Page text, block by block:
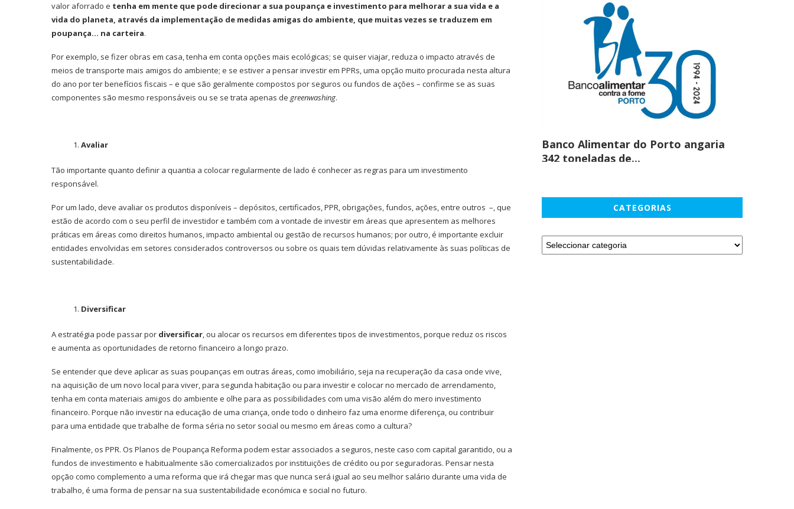
valor aforrado e tenha em mente que pode direcionar a sua poupança e investimento para melhorar a sua vida e a
vida do planeta, através da implementação de medidas amigas do ambiente, que muitas vezes se traduzem em
poupança… na carteira.
Por exemplo, se fizer obras em casa, tenha em conta opções mais ecológicas; se quiser viajar, reduza o impacto através de
meios de transporte mais amigos do ambiente; e se estiver a pensar investir em PPRs, uma opção muito procurada nesta altura
do ano por ter benefícios fiscais – e que são geralmente compostos por seguros ou fundos de ações – confirme se as suas
componentes são mesmo responsáveis ou se se trata apenas de greenwashing.
Avaliar
Tão importante quanto definir a quantia a colocar regularmente de lado é conhecer as regras para um investimento
responsável.
Por um lado, deve avaliar os produtos disponíveis – depósitos, certificados, PPR, obrigações, fundos, ações, entre outros –, que
estão de acordo com o seu perfil de investidor e também com a vontade de investir em áreas que apresentem as melhores
práticas em áreas como direitos humanos, impacto ambiental ou gestão de recursos humanos; por outro, é importante excluir
entidades envolvidas em setores considerados controversos ou sobre os quais tem dúvidas relativamente às suas políticas de
sustentabilidade.
Diversificar
A estratégia pode passar por diversificar, ou alocar os recursos em diferentes tipos de investimentos, porque reduz os riscos
e aumenta as oportunidades de retorno financeiro a longo prazo.
Se entender que deve aplicar as suas poupanças em outras áreas, como imobiliário, seja na recuperação da casa onde vive,
na aquisição de um novo local para viver, para segunda habitação ou para investir e colocar no mercado de arrendamento,
tenha em conta materiais amigos do ambiente e olhe para as possibilidades com uma visão além do mero investimento
financeiro. Porque não investir na educação de uma criança, onde todo o dinheiro faz uma enorme diferença, ou contribuir
para uma entidade que trabalhe de forma séria no setor social ou mesmo em áreas como a cultura?
Finalmente, os PPR. Os Planos de Poupança Reforma podem estar associados a seguros, neste caso com capital garantido, ou a
fundos de investimento e habitualmente são comercializados por instituições de crédito ou por seguradoras. Pensar nesta
opção como complemento a uma reforma que irá chegar mas que nunca será igual ao seu melhor salário durante uma vida de
trabalho, é uma forma de pensar na sua sustentabilidade económica e social no futuro.
Banco Alimentar do Porto angaria
342 toneladas de...
CATEGORIAS